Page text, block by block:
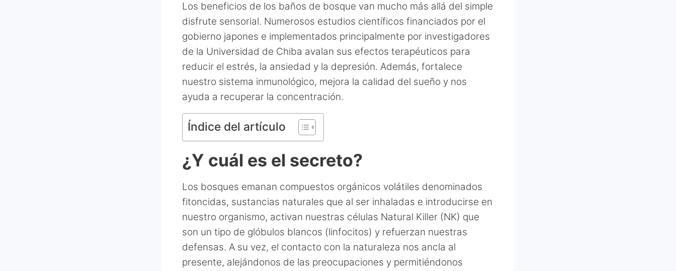
Los beneficios de los baños de bosque van mucho más allá del simple
disfrute sensorial. Numerosos estudios científicos financiados por el
gobierno japones e implementados principalmente por investigadores
de la Universidad de Chiba avalan sus efectos terapéuticos para
reducir el estrés, la ansiedad y la depresión. Además, fortalece
nuestro sistema inmunológico, mejora la calidad del sueño y nos
ayuda a recuperar la concentración.
Índice del artículo
¿Y cuál es el secreto?
Los bosques emanan compuestos orgánicos volátiles denominados
fitoncidas, sustancias naturales que al ser inhaladas e introducirse en
nuestro organismo, activan nuestras células Natural Killer (NK) que
son un tipo de glóbulos blancos (linfocitos) y refuerzan nuestras
defensas. A su vez, el contacto con la naturaleza nos ancla al
presente, alejándonos de las preocupaciones y permitiéndonos